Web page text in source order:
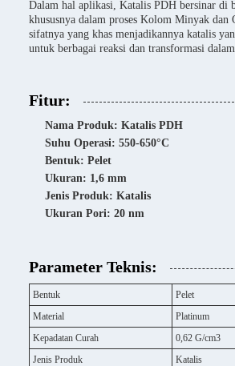
Dalam hal aplikasi, Katalis PDH bersinar di
khususnya dalam proses Kolom Minyak
sifatnya yang khas menjadikannya katalis
untuk berbagai reaksi dan transformasi
Fitur:
Nama Produk: Katalis PDH
Suhu Operasi: 550-650°C
Bentuk: Pelet
Ukuran: 1,6 mm
Jenis Produk: Katalis
Ukuran Pori: 20 nm
Parameter Teknis:
Bentuk
Pelet
Material
Platinum
Kepadatan Curah
0,62 G/cm3
Jenis Produk
Katalis